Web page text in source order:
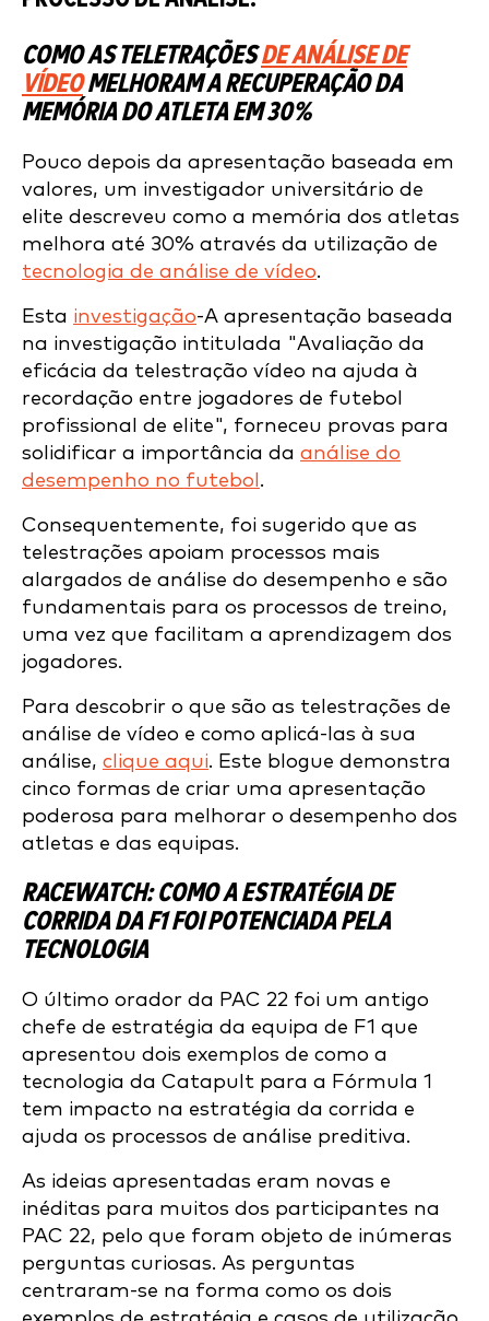
COMO AS TELETRAÇÕESDE ANÁLISE DE
VÍDEOMELHORAM A RECUPERAÇÃO DA
MEMÓRIA DO ATLETA EM 30%
Pouco depois da apresentação baseada em
valores, um investigador universitário de
elite descreveu como a memória dos atletas
melhora até 30% através da utilização de
tecnologia de análise de vídeo.
Esta investigação-A apresentação baseada
na investigação intitulada "Avaliação da
eficácia da telestração vídeo na ajuda à
recordação entre jogadores de futebol
profissional de elite", forneceu provas para
solidificar a importância da análise do
desempenho no futebol .
Consequentemente, foi sugerido que as
telestrações apoiam processos mais
alargados de análise do desempenho e são
fundamentais para os processos de treino,
uma vez que facilitam a aprendizagem dos
jogadores.
Para descobrir o que são as telestrações de
análise de vídeo e como aplicá-las à sua
análise, clique aqui. Este blogue demonstra
cinco formas de criar uma apresentação
poderosa para melhorar o desempenho dos
atletas e das equipas.
RACEWATCH: COMO A ESTRATÉGIA DE
CORRIDA DA F1 FOI POTENCIADA PELA
TECNOLOGIA
O último orador da PAC 22 foi um antigo
chefe de estratégia da equipa de F1 que
apresentou dois exemplos de como a
tecnologia da Catapult para a Fórmula 1
tem impacto na estratégia da corrida e
ajuda os processos de análise preditiva.
As ideias apresentadas eram novas e
inéditas para muitos dos participantes na
PAC 22, pelo que foram objeto de inúmeras
perguntas curiosas. As perguntas
centraram-se na forma como os dois